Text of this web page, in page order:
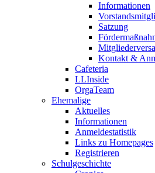
Informationen
Satzung
Kontakt &
Cafeteria
LLInside
OrgaTeam
Ehemalige
Aktuelles
Informationen
Anmeldestatistik
Links zu Homepages
Registrieren
Schulgeschichte